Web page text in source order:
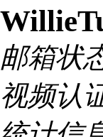
邮箱状
视频认